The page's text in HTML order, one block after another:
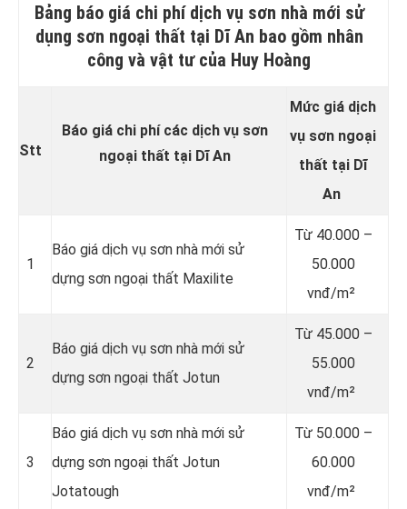
Bảng báo giá chi phí dịch vụ sơn nhà mới sử
dụng sơn ngoại thất tại Dĩ An bao gồm nhân
công và vật tư của Huy Hoàng
Stt
Báo giá chi phí các dịch vụ sơn
ngoại thất tại Dĩ An
Mức giá dịch
vụ sơn ngoại
thất tại Dĩ
An
1
Báo giá dịch vụ sơn nhà mới sử
dựng sơn ngoại thất Maxilite
Từ 40.000 –
50.000
vnđ/m²
2
Báo giá dịch vụ sơn nhà mới sử
dựng sơn ngoại thất Jotun
Từ 45.000 –
55.000
vnđ/m²
3
Báo giá dịch vụ sơn nhà mới sử
dựng sơn ngoại thất Jotun
Jotatough
Từ 50.000 –
60.000
vnđ/m²